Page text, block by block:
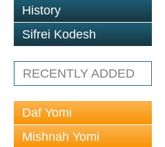
History
Sifrei Kodesh
RECENTLY ADDED
Daf Yomi
Mishnah Yomi